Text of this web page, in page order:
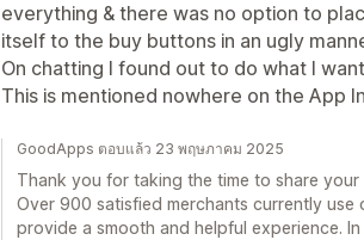
everything & there was no option to
itself to the buy buttons in an ugly
On chatting I found out to do what I
This is mentioned nowhere on the App
GoodApps ตอบแล้ว 23 พฤษภาคม 2025
Thank you for taking the time to share your
Over 900 satisfied merchants currently
provide a smooth and helpful experience.